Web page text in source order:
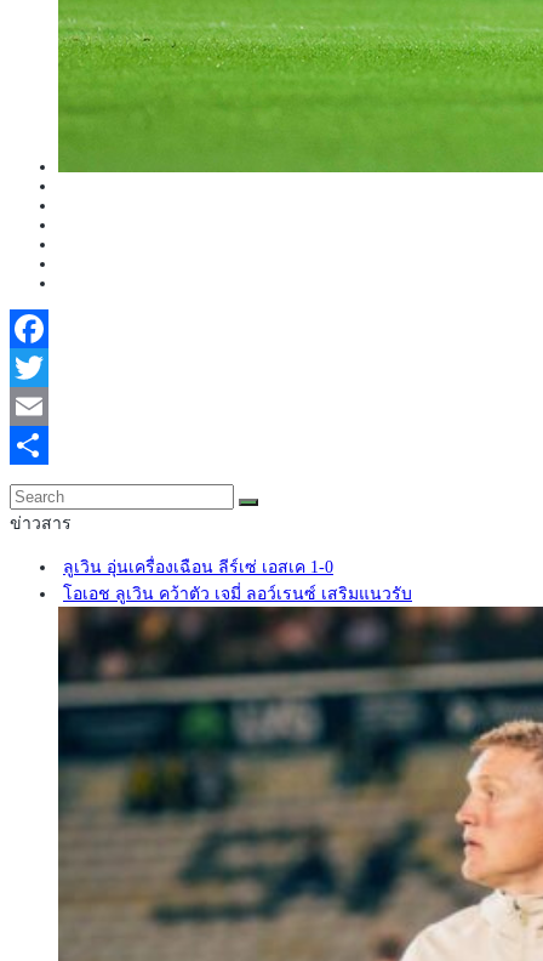
Facebook
Twitter
Email
Share
ข่าวสาร
ลูเวิน อุ่นเครื่องเฉือน ลีร์เซ่ เอสเค 1-0
โอเอช ลูเวิน คว้าตัว เจมี่ ลอว์เรนซ์ เสริมแนวรับ